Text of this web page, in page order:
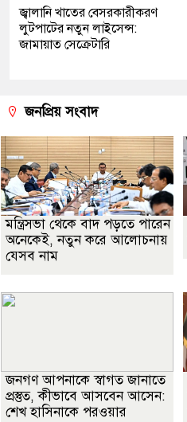
জ্বালানি খাতের বেসরকারীকরণ
লুটপাটের নতুন লাইসেন্স:
জামায়াত সেক্রেটারি
জনপ্রিয় সংবাদ
মন্ত্রিসভা থেকে বাদ পড়তে পারেন
অনেকেই, নতুন করে আলোচনায়
যেসব নাম
জনগণ আপনাকে স্বাগত জানাতে
প্রস্তুত, কীভাবে আসবেন আসেন:
শেখ হাসিনাকে পরওয়ার